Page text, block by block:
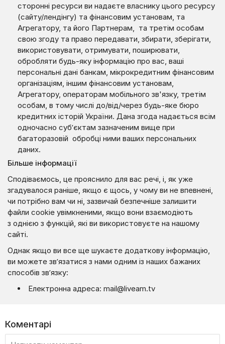
сторонні ресурси ви надаєте власнику цього ресурсу
(сайту/лендінгу) та фінансовим установам, та
Агрегатору, та його Партнерам, та третім особам
свою згоду та право передавати, збирати, зберігати,
використовувати, отримувати, поширювати,
обробляти будь-яку інформацію про вас, ваші
персональні дані банкам, мікрокредитним фінансовим
організаціям, іншим фінансовим установам,
Агрегатору, операторам мобільного зв'язку, третім
особам, в тому числі до/від/через будь-яке бюро
кредитних історій України. Дана згода надається всім
одночасно суб’єктам зазначеним вище при
багаторазовій обробці ними ваших персональних
даних.
Більше інформації
Сподіваємось, це прояснило для вас речі, і, як уже
згадувалося раніше, якщо є щось, у чому ви не впевнені,
чи потрібно вам чи ні, зазвичай безпечніше залишити
файли cookie увімкненими, якщо вони взаємодіють
з однією з функцій, які ви використовуєте на нашому
сайті.
Однак якщо ви все ще шукаєте додаткову інформацію,
ви можете зв’язатися з нами одним із наших бажаних
способів зв’язку:
Електронна адреса: mail@liveam.tv
Коментарі